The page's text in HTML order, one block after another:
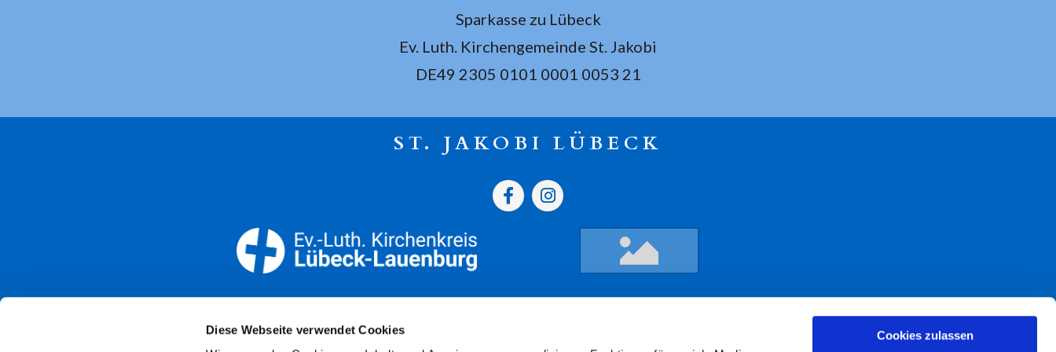
Diese Webseite verwendet Cookies
Cookies zulassen
Sparkasse zu Lübeck
Ev. Luth. Kirchengemeinde St. Jakobi
DE49 2305 0101 0001 0053 21
ST. JAKOBI LÜBECK
Öffnungszeiten